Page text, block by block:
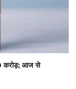
करोड़; आज से